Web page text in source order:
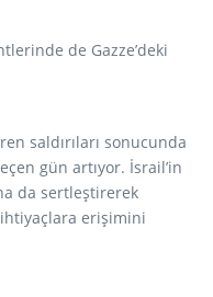
de Gazze’deki
saldırıları sonucunda
gün artıyor. İsrail’in
da sertleştirerek
erişimini